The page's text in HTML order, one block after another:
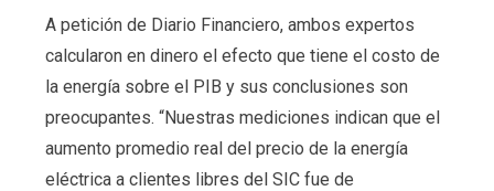
A petición de Diario Financiero, ambos expertos
calcularon en dinero el efecto que tiene el costo de
la energía sobre el PIB y sus conclusiones son
preocupantes. “Nuestras mediciones indican que el
aumento promedio real del precio de la energía
eléctrica a clientes libres del SIC fue de